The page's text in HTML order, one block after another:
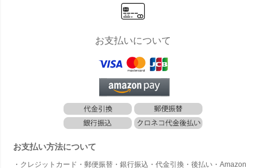
お支払いについて
お支払い方法について
・クレジットカード・郵便振替・銀行振込・代金引換・後払い・Amazon